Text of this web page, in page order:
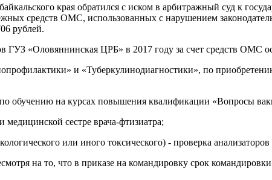
края обратился с иском в арбитражный суд к
средств ОМС, использованных с нарушением
рублей.
«Оловяннинская ЦРБ» в 2017 году за счет средств ОМС
и «Туберкулинодиагностики», по
обучению на курсах повышения квалификации «Вопросы
сестре врача-фтизиатра;
или иного токсического) - проверка
на то, что в приказе на командировку срок